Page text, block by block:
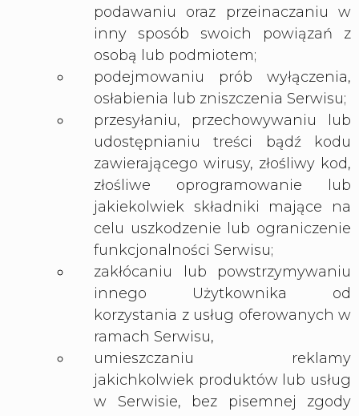
podawaniu oraz przeinaczaniu w
inny sposób swoich powiązań z
osobą lub podmiotem;
podejmowaniu prób wyłączenia,
osłabienia lub zniszczenia Serwisu;
przesyłaniu, przechowywaniu lub
udostępnianiu treści bądź kodu
zawierającego wirusy, złośliwy kod,
złośliwe oprogramowanie lub
jakiekolwiek składniki mające na
celu uszkodzenie lub ograniczenie
funkcjonalności Serwisu;
zakłócaniu lub powstrzymywaniu
innego Użytkownika od
korzystania z usług oferowanych w
ramach Serwisu,
umieszczaniu reklamy
jakichkolwiek produktów lub usług
w Serwisie, bez pisemnej zgody